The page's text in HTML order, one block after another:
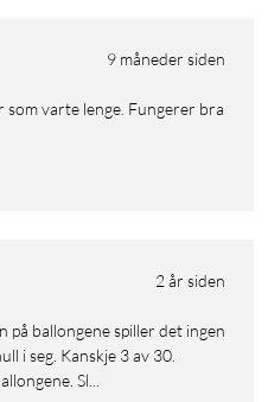
9 måneder siden
2 år siden
i seg. Kanskje 3 av 30.
Sl...